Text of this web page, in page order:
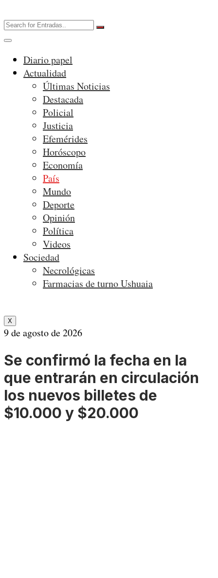
Diario papel
Actualidad
Últimas Noticias
Destacada
Policial
Justicia
Efemérides
Horóscopo
Economía
País
Mundo
Deporte
Opinión
Política
Videos
Sociedad
Necrológicas
Farmacias de turno Ushuaia
X
9 de agosto de 2026
Se confirmó la fecha en la
que entrarán en circulación
los nuevos billetes de
$10.000 y $20.000